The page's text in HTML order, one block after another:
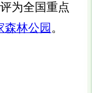
为全国重点
森林公园 。